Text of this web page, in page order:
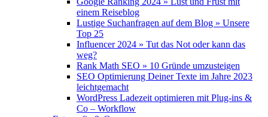
einem Reiseblog
Lustige Suchanfragen auf dem Blog » Unsere
Top 25
Influencer 2024 » Tut das Not oder kann das
weg?
Rank Math SEO » 10 Gründe umzusteigen
SEO Optimierung Deiner Texte im Jahre 2023
leichtgemacht
WordPress Ladezeit optimieren mit Plug-ins &
Co – Workflow